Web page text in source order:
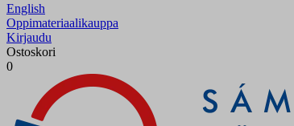
English
Oppimateriaalikauppa
Kirjaudu
Ostoskori
0